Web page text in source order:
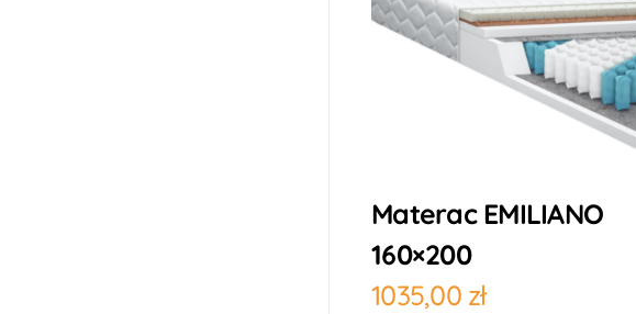
Materac EMILIANO
160×200
1035,00 zł